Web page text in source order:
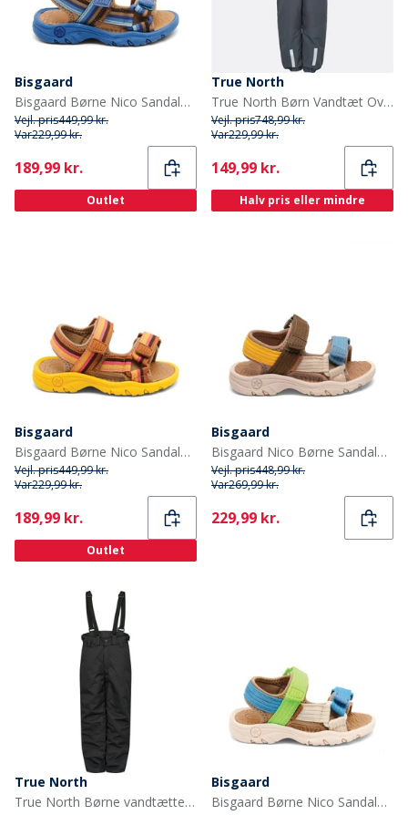
Bisgaard
Bisgaard Børne Nico Sandaler Cobalt Mix
Vejl. pris449,99 kr.
Var229,99 kr.
Current
189,99 kr.
Outlet
True North
True North Børn Vandtæt Overalls Oxford Snedragt Nattehimmel
Vejl. pris748,99 kr.
Var229,99 kr.
Current
149,99 kr.
Halv pris eller mindre
Bisgaard
Bisgaard Børne Nico Sandaler Lemon Mix
Vejl. pris449,99 kr.
Var229,99 kr.
Current
189,99 kr.
Outlet
Bisgaard
Bisgaard Nico Børne Sandaler Mocha
Vejl. pris448,99 kr.
Var269,99 kr.
Current
229,99 kr.
True North
True North Børne vandtætte snebukser sort
Bisgaard
Bisgaard Børne Nico Sandaler Bright Green